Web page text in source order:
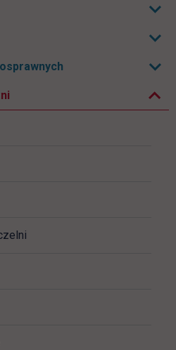
Rozwiń podmenu
Rozwiń podmenu
Rozwiń podmenuZwiń podmenu